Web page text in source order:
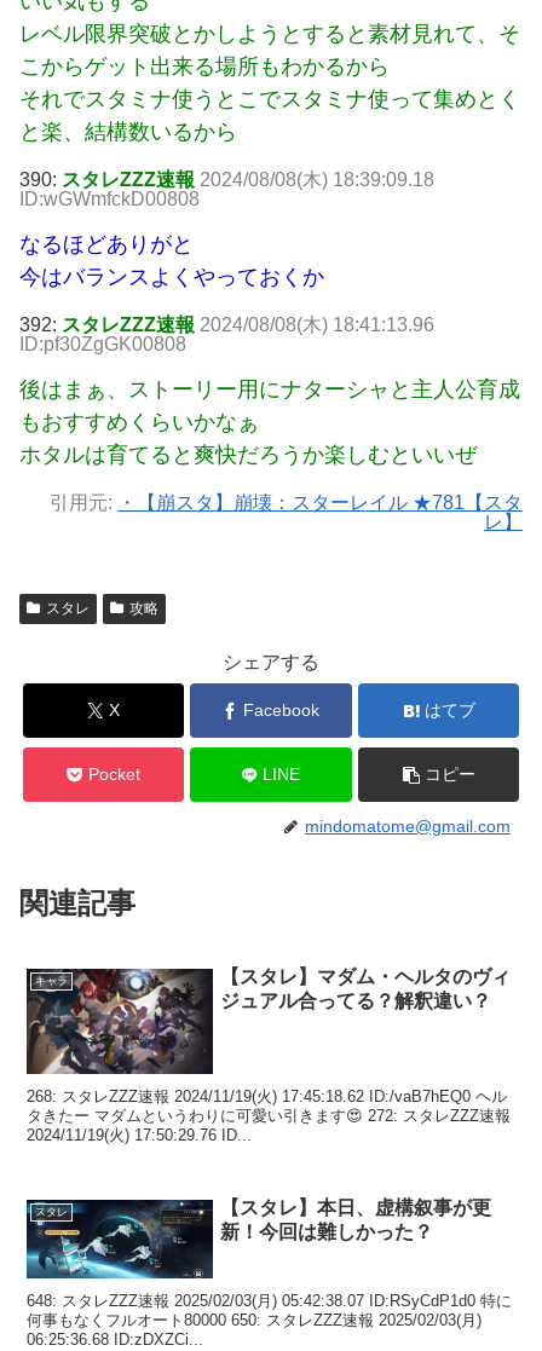
レベル限界突破とかしようとすると素材見れて、そ
こからゲット出来る場所もわかるから
それでスタミナ使うとこでスタミナ使って集めとく
と楽、結構数いるから
390: スタレZZZ速報 2024/08/08(木) 18:39:09.18
ID:wGWmfckD00808
なるほどありがと
今はバランスよくやっておくか
392: スタレZZZ速報 2024/08/08(木) 18:41:13.96
ID:pf30ZgGK00808
後はまぁ、ストーリー用にナターシャと主人公育成
もおすすめくらいかなぁ
ホタルは育てると爽快だろうか楽しむといいぜ
引用元:
・【崩スタ】崩壊：スターレイル ★781【スタ
レ】
スタレ 攻略
シェアする
X Facebook はてブ
Pocket LINE コピー
mindomatome@gmail.com
関連記事
キャラ
【スタレ】マダム・ヘルタのヴィ
ジュアル合ってる？解釈違い？
268: スタレZZZ速報 2024/11/19(火) 17:45:18.62 ID:/vaB7hEQ0 ヘル
タきたー マダムというわりに可愛い引きます😍 272: スタレZZZ速報
2024/11/19(火) 17:50:29.76 ID...
スタレ
【スタレ】本日、虚構叙事が更
新！今回は難しかった？
648: スタレZZZ速報 2025/02/03(月) 05:42:38.07 ID:RSyCdP1d0 特に
何事もなくフルオート80000 650: スタレZZZ速報 2025/02/03(月)
06:25:36.68 ID:zDXZCi...